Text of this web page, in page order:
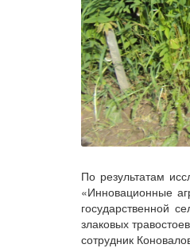
По результатам
«Инновационные
государственной
злаковых
сотрудник